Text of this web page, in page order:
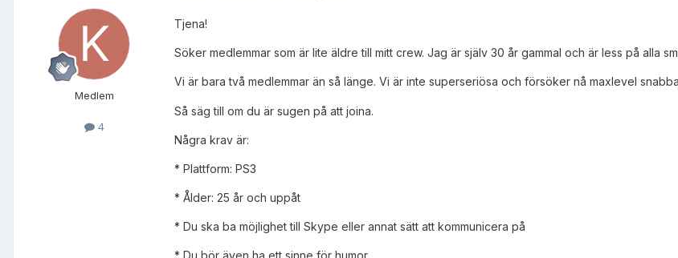
Medlem
4
Tjena!
Söker medlemmar som är lite äldre till mitt crew. Jag är själv 30 år gammal och är less på alla
Vi är bara två medlemmar än så länge. Vi är inte superseriösa och försöker nå maxlevel
Så säg till om du är sugen på att joina.
Några krav är:
* Plattform: PS3
* Ålder: 25 år och uppåt
* Du ska ba möjlighet till Skype eller annat sätt att kommunicera på
* Du bör även ha ett sinne för humor